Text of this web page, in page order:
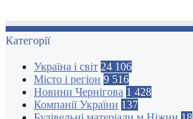
Категорії
Україна і світ 24 106
Місто і регіон 9 516
Новини Чернігова 1 428
Компанії України 137